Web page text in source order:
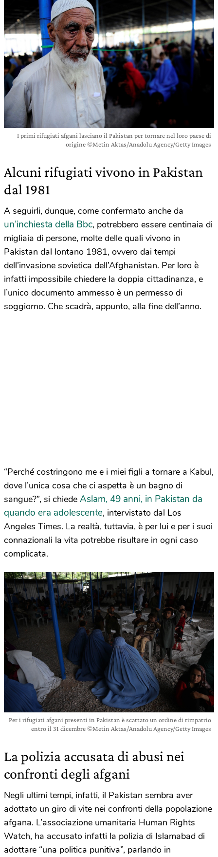
I primi rifugiati afgani lasciano il Pakistan per tornare nel loro paese di
origine ©Metin Aktas/Anadolu Agency/Getty Images
Alcuni rifugiati vivono in Pakistan
dal 1981
A seguirli, dunque, come confermato anche da
un’inchiesta della Bbc, potrebbero essere centinaia di
migliaia di persone, molte delle quali vivono in
Pakistan dal lontano 1981, ovvero dai tempi
dell’invasione sovietica dell’Afghanistan. Per loro è
infatti impossibile chiedere la doppia cittadinanza, e
l’unico documento ammesso è un permesso di
soggiorno. Che scadrà, appunto, alla fine dell’anno.
“Perché costringono me e i miei figli a tornare a Kabul,
dove l’unica cosa che ci aspetta è un bagno di
sangue?”, si chiede Aslam, 49 anni, in Pakistan da
quando era adolescente, intervistato dal Los
Angeles Times. La realtà, tuttavia, è per lui e per i suoi
connazionali la vita potrebbe risultare in ogni caso
complicata.
Per i rifugiati afgani presenti in Pakistan è scattato un ordine di rimpatrio
entro il 31 dicembre ©Metin Aktas/Anadolu Agency/Getty Images
La polizia accusata di abusi nei
confronti degli afgani
Negli ultimi tempi, infatti, il Pakistan sembra aver
adottato un giro di vite nei confronti della popolazione
afgana. L’associazione umanitaria Human Rights
Watch, ha accusato infatti la polizia di Islamabad di
adottare “una politica punitiva”, parlando in